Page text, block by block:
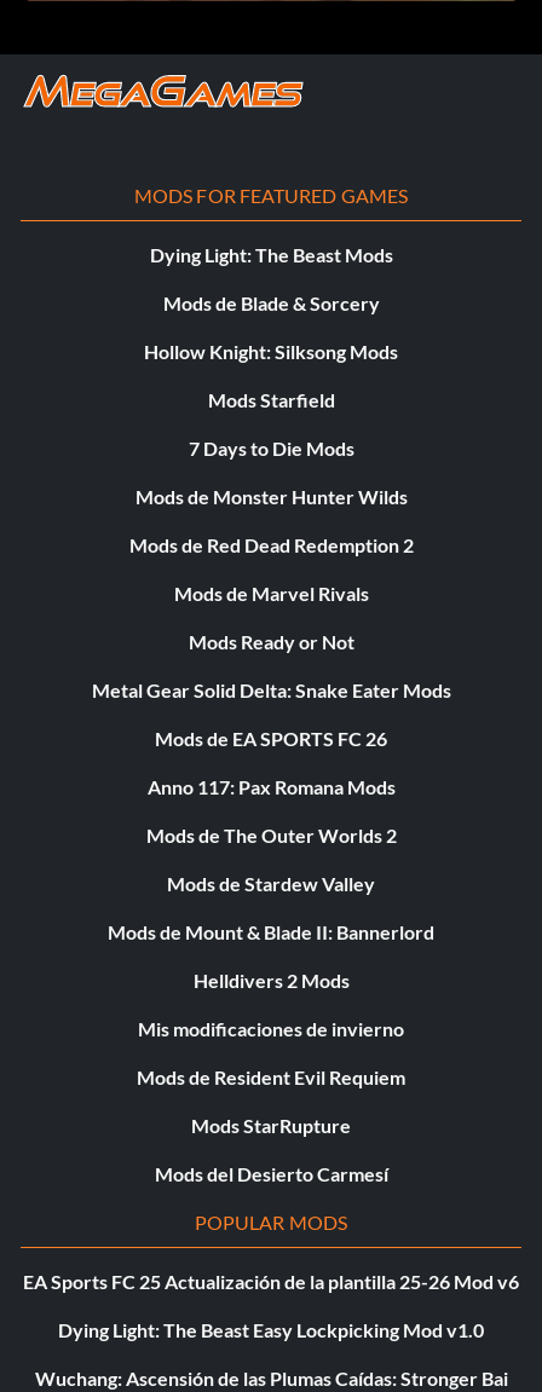
MODS FOR FEATURED GAMES
Dying Light: The Beast Mods
Mods de Blade & Sorcery
Hollow Knight: Silksong Mods
Mods Starfield
7 Days to Die Mods
Mods de Monster Hunter Wilds
Mods de Red Dead Redemption 2
Mods de Marvel Rivals
Mods Ready or Not
Metal Gear Solid Delta: Snake Eater Mods
Mods de EA SPORTS FC 26
Anno 117: Pax Romana Mods
Mods de The Outer Worlds 2
Mods de Stardew Valley
Mods de Mount & Blade II: Bannerlord
Helldivers 2 Mods
Mis modificaciones de invierno
Mods de Resident Evil Requiem
Mods StarRupture
Mods del Desierto Carmesí
POPULAR MODS
EA Sports FC 25 Actualización de la plantilla 25-26 Mod v6
Dying Light: The Beast Easy Lockpicking Mod v1.0
Wuchang: Ascensión de las Plumas Caídas: Stronger Bai